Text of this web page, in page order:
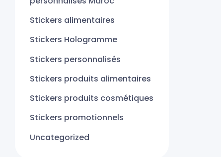
Stickers alimentaires
Stickers Hologramme
Stickers personnalisés
Stickers produits alimentaires
Stickers produits cosmétiques
Stickers promotionnels
Uncategorized